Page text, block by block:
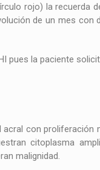
rojo) la recuerda
de un mes
pues la paciente
con
citoplasma
malignidad.